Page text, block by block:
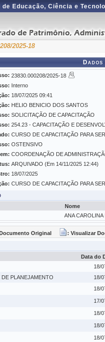
de Educação, Ciência e
2025-18
23830.000208/2025-18
Interno
18/07/2025 09:41
HELIO BENICIO DOS SANTOS
SOLICITAÇÃO DE CAPACITAÇÃO
254.23 - CAPACITAÇÃO E
CURSO DE CAPACITAÇÃO PARA
OSTENSIVO
COORDENAÇÃO DE
ARQUIVADO (Em 14/11/2025 12:44)
18/07/2025
CURSO DE CAPACITAÇÃO PARA
Nome
ANA
Original : Visualizar
Data do
18/
PLANEJAMENTO
18/
18/
17/
18/
18/
18/